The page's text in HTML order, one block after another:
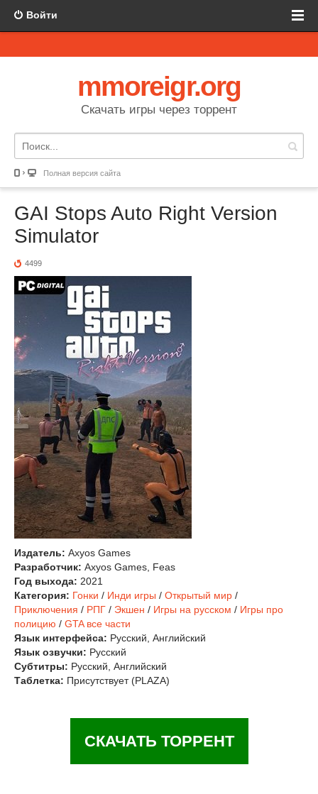
Войти
mmoreigr.org
Скачать игры через торрент
Полная версия сайта
GAI Stops Auto Right Version
Simulator
4499
Издатель: Axyos Games
Разработчик: Axyos Games, Feas
Год выхода: 2021
Категория: Гонки / Инди игры / Открытый мир /
Приключения / РПГ / Экшен / Игры на русском / Игры про
полицию / GTA все части
Язык интерфейса: Русский, Английский
Язык озвучки: Русский
Субтитры: Русский, Английский
Таблетка: Присутствует (PLAZA)
СКАЧАТЬ ТОРРЕНТ